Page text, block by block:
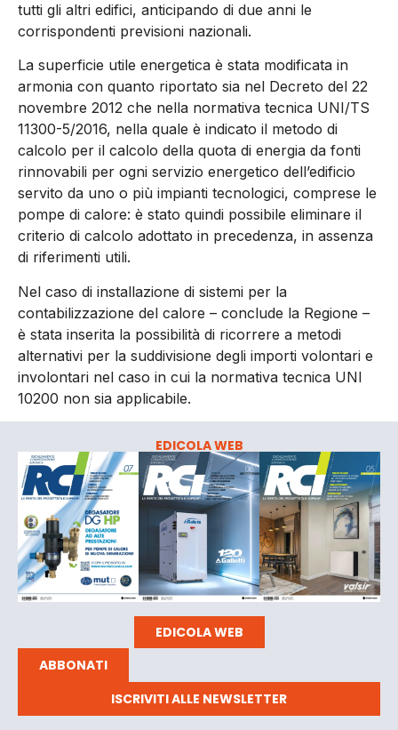
tutti gli altri edifici, anticipando di due anni le
corrispondenti previsioni nazionali.
La superficie utile energetica è stata modificata in
armonia con quanto riportato sia nel Decreto del 22
novembre 2012 che nella normativa tecnica UNI/TS
11300-5/2016, nella quale è indicato il metodo di
calcolo per il calcolo della quota di energia da fonti
rinnovabili per ogni servizio energetico dell’edificio
servito da uno o più impianti tecnologici, comprese le
pompe di calore: è stato quindi possibile eliminare il
criterio di calcolo adottato in precedenza, in assenza
di riferimenti utili.
Nel caso di installazione di sistemi per la
contabilizzazione del calore – conclude la Regione –
è stata inserita la possibilità di ricorrere a metodi
alternativi per la suddivisione degli importi volontari e
involontari nel caso in cui la normativa tecnica UNI
10200 non sia applicabile.
EDICOLA WEB
EDICOLA WEB
ABBONATI
ISCRIVITI ALLE NEWSLETTER